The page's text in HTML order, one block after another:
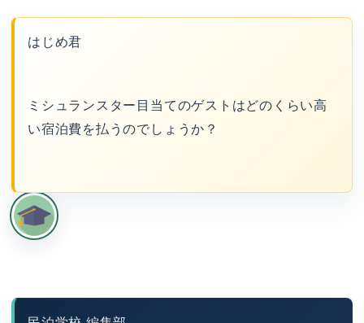
はじめ君
ミシュランスター目当てのゲストはどのくらい高
い宿泊費を払うのでしょうか？